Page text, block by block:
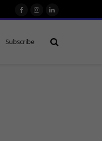
FacebookInstagram
LinkedIn
Subscribe